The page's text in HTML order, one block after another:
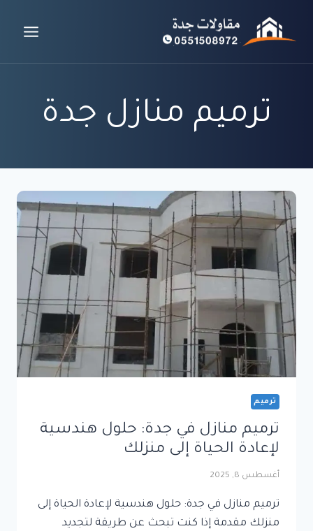
ترميم منازل جدة
ترميم
ترميم منازل في جدة: حلول هندسية
لإعادة الحياة إلى منزلك
أغسطس 8, 2025
ترميم منازل في جدة: حلول هندسية لإعادة الحياة إلى
منزلك مقدمة إذا كنت تبحث عن طريقة لتجديد